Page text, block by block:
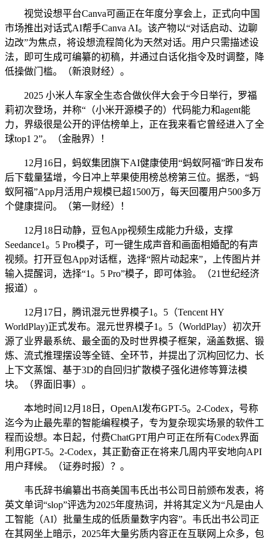
视觉设想平台Canva可画正在年度分享会上，正式向中国
市场推出对话式AI帮手Canva AI。该产物以“对话启动、边聊
边改”为焦点，将设想流程简化为天然对话。用户只需描述设
法，即可生成可编纂的初稿，并通过白话化指令及时调整，降
低操做门槛。（新浪财经）。
2025 小米人车家全生态合做伙伴大会于今日举行，罗福
莉初次登场，并称“（小米开源模子的）代码能力和agent能
力，界级很是公开的评估榜单上，正在我来看它曾经进入了全
球top1 2”。（金融界）！
12月16日，蚂蚁集团旗下AI健康使用“蚂蚁阿福”昨日发布
后下载量猛增，今日冲上苹果使用榜总榜第三位。据悉，“蚂
蚁阿福”App月活用户规模已超1500万，每天回覆用户500多万
个健康提问。（第一财经）！
12月18日动静，豆包App视频生成能力升级，支撑
Seedance1。5 Pro模子，可一键生成声音和画面相婚配的有声
视频。打开豆包App对话框，选择“照片动起来”，上传图片并
输入提醒词，选择“1。5 Pro”模子，即可体验。（21世纪经济
报道）。
12月17日，腾讯混元世界模子1。5（Tencent HY
WorldPlay)正式发布。混元世界模子1。5（WorldPlay）初次开
源了业界最系统、最全面的及时世界模子框架，涵盖数据、锻
炼、流式推理摆设等全链、全环节，并提出了沉构回忆力、长
上下文蒸馏、基于3D的自回归扩散模子强化进修等算法模
块。（界面旧事）。
本地时间12月18日，OpenAI发布GPT-5。2-Codex，号称
迄今为止最先辈的智能编程模子，专为复杂现实场景的软件工
程而设想。本日起，付费ChatGPT用户可正在所有Codex界面
利用GPT-5。2-Codex，其正勤奋正在将来几周内平安地向API
用户拜候。（证券时报）？。
韦氏辞书编纂出书商美国韦氏出书公司日前颁布发表，将
英文单词“slop”评选为2025年度热词，并将其定义为“凡是由人
工智能（AI）批量生成的低质量数字内容”。韦氏出书公司正
在其网坐上暗示，2025年大量劣质内容正在互联网上众多，包